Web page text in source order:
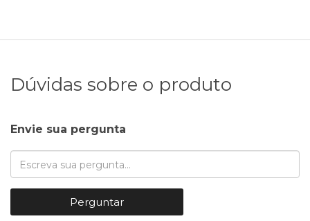
Dúvidas sobre o produto
Envie sua pergunta
Perguntar